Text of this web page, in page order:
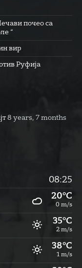
почео са
“
вир
Руфија
8 years, 7 months
08:25
20°C
0 m/s
35°C
2 m/s
38°C
1 m/s